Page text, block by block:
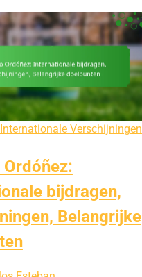
Internationale Verschijningen
bijdragen,
Belangrijke